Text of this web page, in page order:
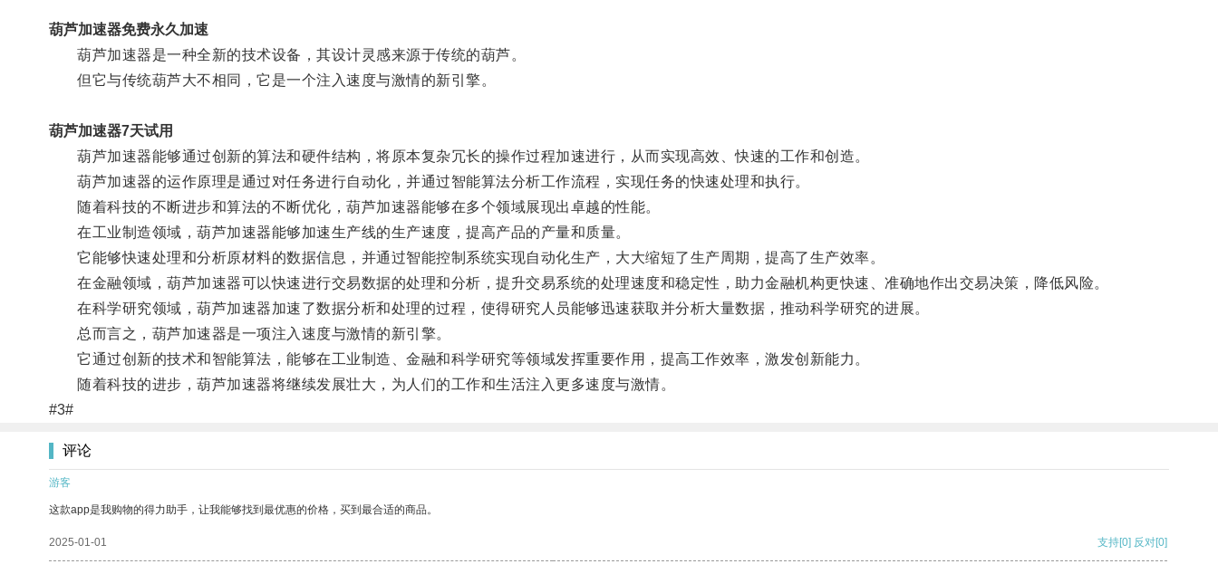
葫芦加速器免费永久加速
葫芦加速器是一种全新的技术设备，其设计灵感来源于传统的葫芦。
但它与传统葫芦大不相同，它是一个注入速度与激情的新引擎。
葫芦加速器7天试用
葫芦加速器能够通过创新的算法和硬件结构，将原本复杂冗长的操作过程加速进行，从而实现高效、快速的工作和创造。
葫芦加速器的运作原理是通过对任务进行自动化，并通过智能算法分析工作流程，实现任务的快速处理和执行。
随着科技的不断进步和算法的不断优化，葫芦加速器能够在多个领域展现出卓越的性能。
在工业制造领域，葫芦加速器能够加速生产线的生产速度，提高产品的产量和质量。
它能够快速处理和分析原材料的数据信息，并通过智能控制系统实现自动化生产，大大缩短了生产周期，提高了生产效率。
在金融领域，葫芦加速器可以快速进行交易数据的处理和分析，提升交易系统的处理速度和稳定性，助力金融机构更快速、准确地作出交易决策，降低风险。
在科学研究领域，葫芦加速器加速了数据分析和处理的过程，使得研究人员能够迅速获取并分析大量数据，推动科学研究的进展。
总而言之，葫芦加速器是一项注入速度与激情的新引擎。
它通过创新的技术和智能算法，能够在工业制造、金融和科学研究等领域发挥重要作用，提高工作效率，激发创新能力。
随着科技的进步，葫芦加速器将继续发展壮大，为人们的工作和生活注入更多速度与激情。
#3#
评论
游客
这款app是我购物的得力助手，让我能够找到最优惠的价格，买到最合适的商品。
2025-01-01 支持[0] 反对[0]